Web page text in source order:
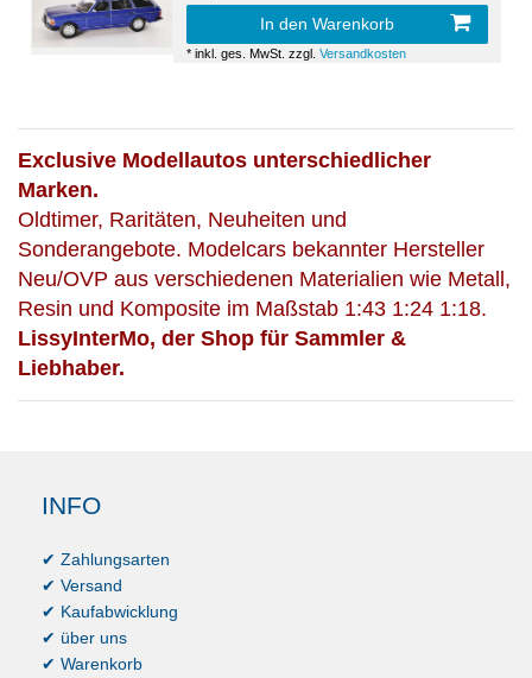
In den Warenkorb
*inkl. ges. MwSt. zzgl.Versandkosten
Exclusive Modellautos unterschiedlicher
Marken.
Oldtimer, Raritäten, Neuheiten und
Sonderangebote. Modelcars bekannter Hersteller
Neu/OVP aus verschiedenen Materialien wie Metall,
Resin und Komposite im Maßstab 1:43 1:24 1:18.
LissyInterMo, der Shop für Sammler &
Liebhaber.
INFO
✔ Zahlungsarten
✔ Versand
✔ Kaufabwicklung
✔ über uns
✔ Warenkorb